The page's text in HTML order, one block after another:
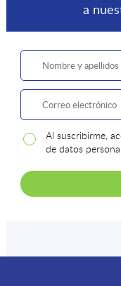
a
Al suscribirme,
de datos